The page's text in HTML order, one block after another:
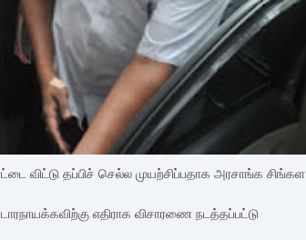
விட்டு தப்பிச் செல்ல முயற்சிப்பதாக அரசாங்க சிங்கள
எதிராக விசாரணை நடத்தப்பட்டு